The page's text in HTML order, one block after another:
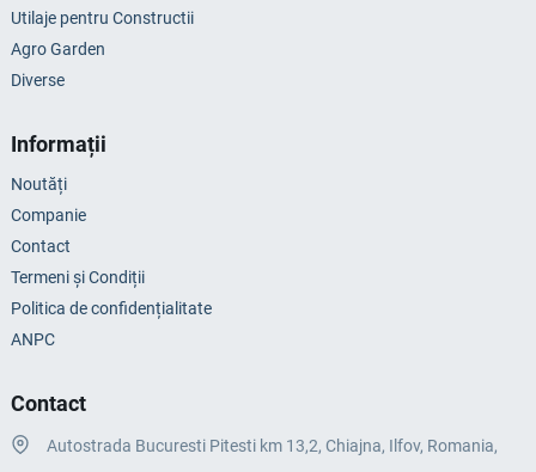
Utilaje pentru Constructii
Agro Garden
Diverse
Informații
Noutăți
Companie
Contact
Termeni și Condiții
Politica de confidențialitate
ANPC
Contact
Autostrada Bucuresti Pitesti km 13,2, Chiajna, Ilfov, Romania,